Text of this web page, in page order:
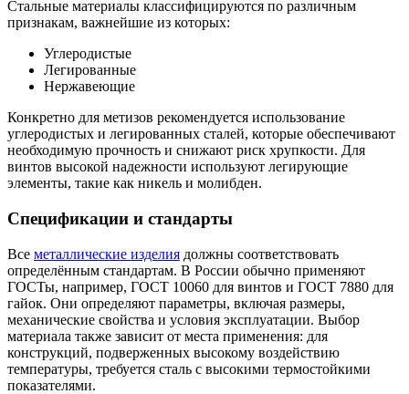
Стальные материалы классифицируются по различным
признакам, важнейшие из которых:
Углеродистые
Легированные
Нержавеющие
Конкретно для метизов рекомендуется использование
углеродистых и легированных сталей, которые обеспечивают
необходимую прочность и снижают риск хрупкости. Для
винтов высокой надежности используют легирующие
элементы, такие как никель и молибден.
Спецификации и стандарты
Все металлические изделия должны соответствовать
определённым стандартам. В России обычно применяют
ГОСТы, например, ГОСТ 10060 для винтов и ГОСТ 7880 для
гайок. Они определяют параметры, включая размеры,
механические свойства и условия эксплуатации. Выбор
материала также зависит от места применения: для
конструкций, подверженных высокому воздействию
температуры, требуется сталь с высокими термостойкими
показателями.